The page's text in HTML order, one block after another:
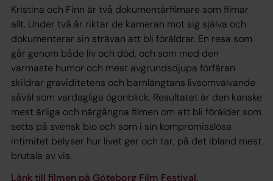
Kristina och Finn är två dokumentärfilmare som filmar
allt. Under två år riktar de kameran mot sig själva och
dokumenterar sin strävan att bli föräldrar. En resa som
går genom både liv och död, och som med den
varmaste humor och mest avgrundsdjupa förfäran
skildrar graviditetens och barnlängtans livsomvälvande
såväl som vardagliga ögonblick. Resultatet är den kanske
mest ärliga och närgångna filmen om att bli förälder som
setts på svensk bio och som i sin kompromisslösa
intimitet belyser hur livet ger och tar, på det ibland mest
brutala av vis.
Länk till filmen på Göteborg Film Festival.